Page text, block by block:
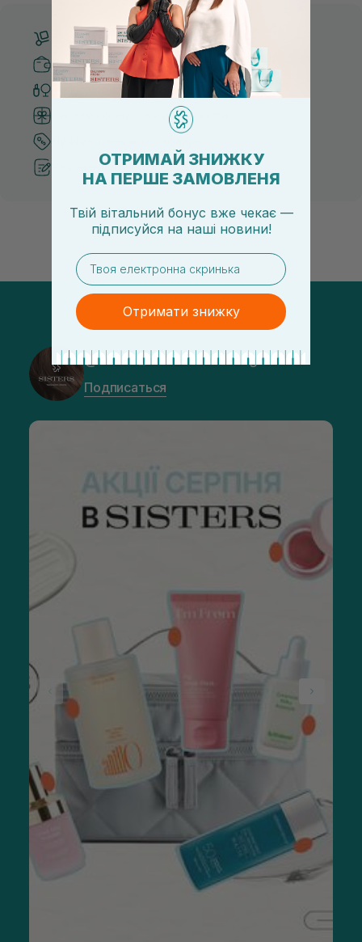
Бесплатная доставка от 3000 UAH
Безопасные способы оплаты
Только оригинальная косметика
Система бонусов и лояльности
Рекомендации от косметологов
@sisters_stelmakh в Instagram
Подписаться
ОТРИМАЙ ЗНИЖКУ
НА ПЕРШЕ ЗАМОВЛЕНЯ
Твій вітальний бонус вже чекає —
підписуйся на наші новини!
email
Отримати знижку